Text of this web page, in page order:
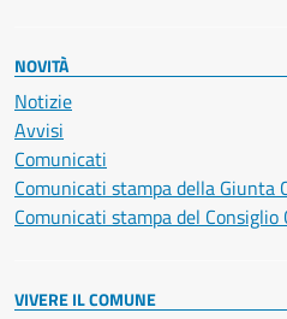
NOVITÀ
Notizie
Avvisi
Comunicati
Comunicati stampa della Giunta
Comunicati stampa del Consiglio
VIVERE IL COMUNE